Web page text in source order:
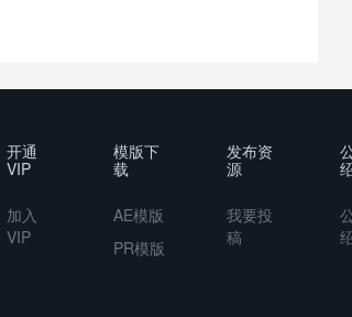
开通
VIP
加入
VIP
模版下
载
AE模版
PR模版
发布资
源
我要投
稿